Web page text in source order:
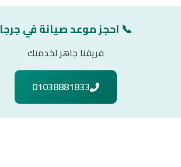
📞 احجز موعد صيانة في جرجا
فريقنا جاهز لخدمتك
01038881833